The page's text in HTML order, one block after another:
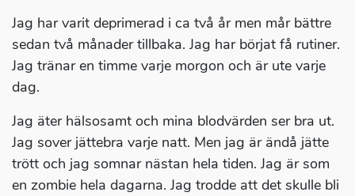
Jag har varit deprimerad i ca två år men mår bättre
sedan två månader tillbaka. Jag har börjat få rutiner.
Jag tränar en timme varje morgon och är ute varje
dag.
Jag äter hälsosamt och mina blodvärden ser bra ut.
Jag sover jättebra varje natt. Men jag är ändå jätte
trött och jag somnar nästan hela tiden. Jag är som
en zombie hela dagarna. Jag trodde att det skulle bli